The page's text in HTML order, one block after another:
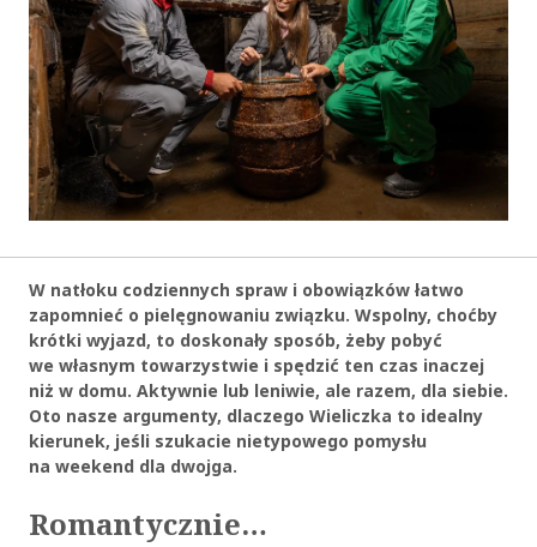
W natłoku codziennych spraw i obowiązków łatwo
zapomnieć o pielęgnowaniu związku. Wspolny, choćby
krótki wyjazd, to doskonały sposób, żeby pobyć
we własnym towarzystwie i spędzić ten czas inaczej
niż w domu. Aktywnie lub leniwie, ale razem, dla siebie.
Oto nasze argumenty, dlaczego Wieliczka to idealny
kierunek, jeśli szukacie nietypowego pomysłu
na weekend dla dwojga.
Romantycznie…